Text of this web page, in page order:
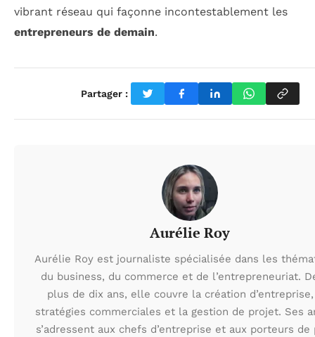
vibrant réseau qui façonne incontestablement les
entrepreneurs de demain.
Partager :
Aurélie Roy
Aurélie Roy est journaliste spécialisée dans les
du business, du commerce et de l’entrepreneuriat.
plus de dix ans, elle couvre la création
stratégies commerciales et la gestion de projet. Ses
s’adressent aux chefs d’entreprise et aux porteurs de